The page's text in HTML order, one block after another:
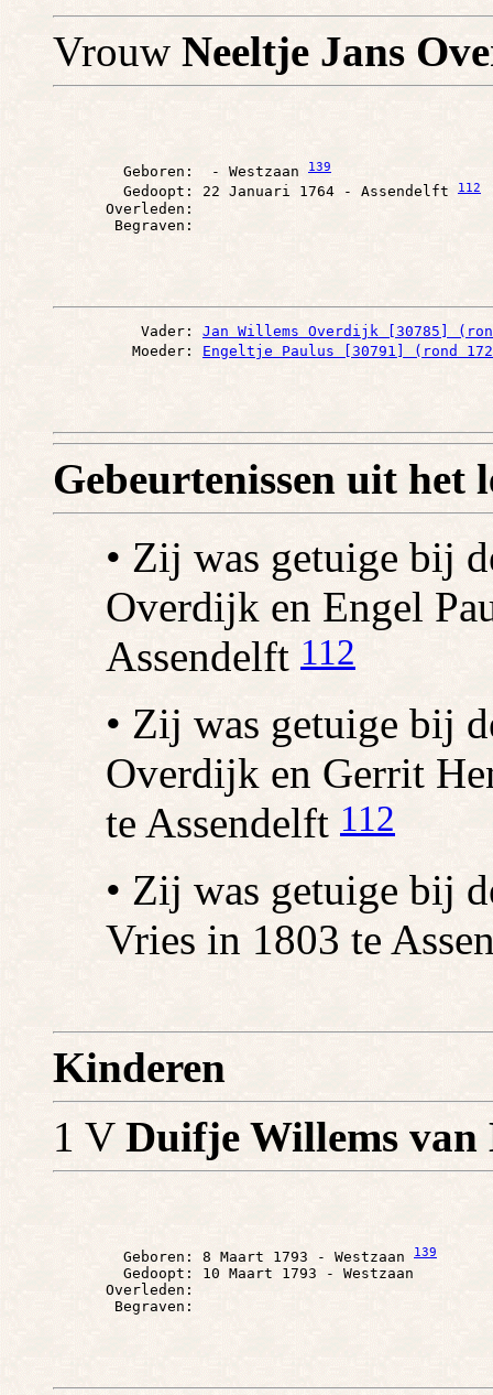
Vrouw Neeltje Jans
        Geboren:  - Westzaan
139
        Gedoopt: 22 Januari 1764 - Assendelft
112
      Overleden:
          Vader:
Jan Willems Overdijk [30785]
         Moeder:
Engeltje Paulus [30791] (rond
Gebeurtenissen uit het
• Zij was getuige bij
Overdijk en Engel
Assendelft 112
• Zij was getuige bij
Overdijk en Gerrit
te Assendelft 112
• Zij was getuige bij
Vries in 1803 te
Kinderen
1 V Duifje Willems
        Geboren: 8 Maart 1793 - Westzaan
139
        Gedoopt: 10 Maart 1793 - Westzaan
      Overleden: